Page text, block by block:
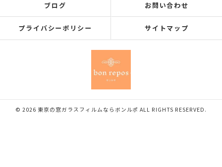
ブログ お問い合わせ
プライバシーポリシー サイトマップ
© 2026 東京の窓ガラスフィルムならボンルポ ALL RIGHTS RESERVED.